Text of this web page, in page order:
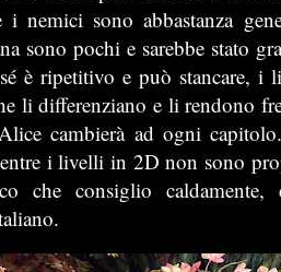
i nemici sono abbastanza
sono pochi e sarebbe stato
è ripetitivo e può stancare, i
li differenziano e li rendono
cambierà ad ogni
i livelli in 2D non sono
che consiglio